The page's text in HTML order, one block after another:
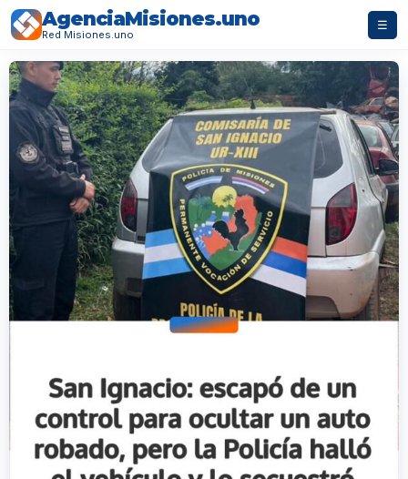
AgenciaMisiones.uno
Red Misiones.uno
☰